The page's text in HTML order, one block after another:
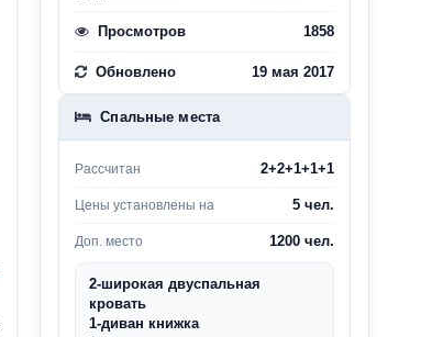
Просмотров 1858
Обновлено 19 мая 2017
Спальные места
Рассчитан 2+2+1+1+1
Цены установлены на 5 чел.
Доп. место 1200 чел.
2-широкая двуспальная
кровать
1-диван книжка